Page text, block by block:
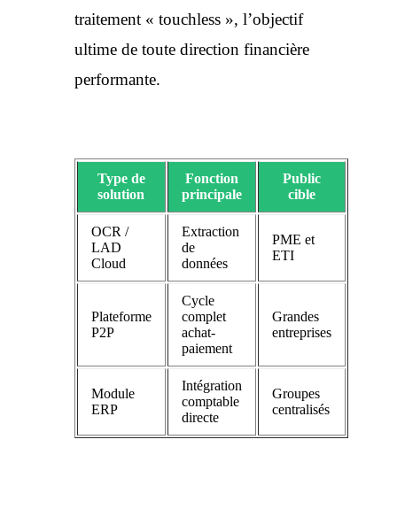
traitement « touchless », l’objectif
ultime de toute direction financière
performante.
Type de
solution
Fonction
principale
Public
cible
OCR /
LAD
Cloud
Extraction
de
données
PME et
ETI
Plateforme
P2P
Cycle
complet
achat-
paiement
Grandes
entreprises
Module
ERP
Intégration
comptable
directe
Groupes
centralisés